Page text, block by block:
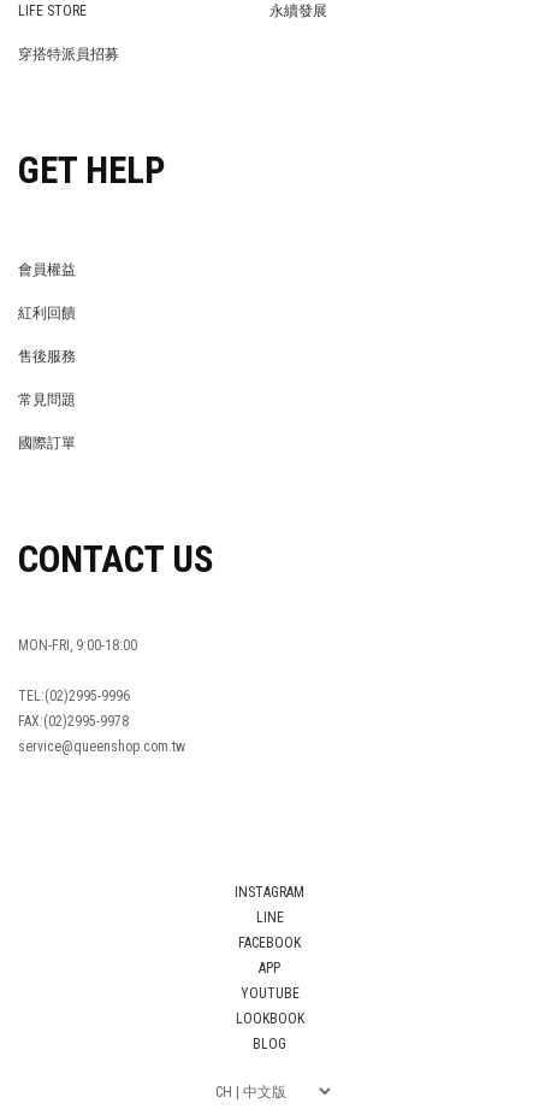
LIFE STORE
永續發展
穿搭特派員招募
GET HELP
會員權益
紅利回饋
售後服務
常見問題
國際訂單
CONTACT US
MON-FRI, 9:00-18:00
TEL:(02)2995-9996
FAX:(02)2995-9978
service@queenshop.com.tw
INSTAGRAM
LINE
FACEBOOK
APP
YOUTUBE
LOOKBOOK
BLOG